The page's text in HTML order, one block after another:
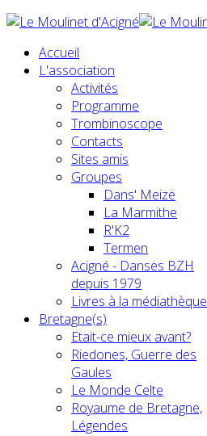
Accueil
L'association
Activités
Programme
Trombinoscope
Contacts
Sites amis
Groupes
Dans' Meizë
La Marmithe
R'K2
Termen
Acigné - Danses BZH
depuis 1979
Livres à la médiathèque
Bretagne(s)
Etait-ce mieux avant?
Riedones, Guerre des
Gaules
Le Monde Celte
Royaume de Bretagne,
Légendes